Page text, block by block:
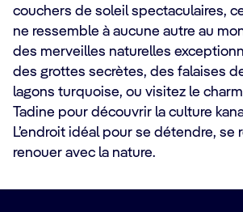
couchers de soleil spectaculaires,
ne ressemble à aucune autre au
des merveilles naturelles
des grottes secrètes, des falaises
lagons turquoise, ou visitez le
Tadine pour découvrir la culture
L’endroit idéal pour se détendre, se
renouer avec la nature.